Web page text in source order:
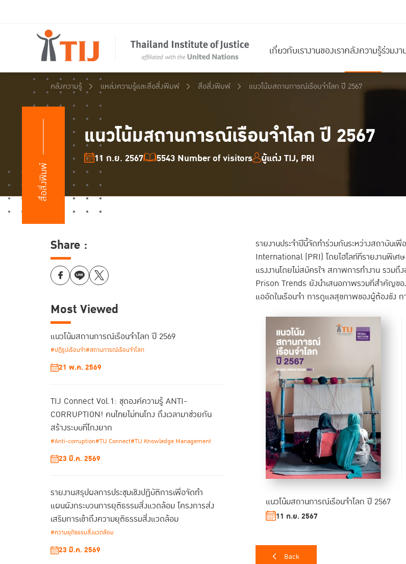
เกี่ยวกับเรางานของเราคลังความรู้ร่วมงา
คลังความรู้ แหล่งความรู้และสื่อสิ่งพิมพ์ สื่อสิ่งพิมพ์ แนวโน้มสถานการณ์เรือนจำโลก ปี 2567
สื่อสิ่งพิมพ์
แนวโน้มสถานการณ์เรือนจำโลก ปี 2567
11 ก.ย. 2567 5543 Number of visitors ผู้แต่ง TIJ, PRI
รายงานประจำปีนี้จัดทำร่วมกันระหว่างสถาบัน
International (PRI) โดยไฮไลท์ที่รายงานพิเศษ
แรงงานโดยไม่สมัครใจ สภาพการทำงาน รวม
Prison Trends ยังนำเสนอภาพรวมที่สำคัญข
แออัดในเรือนจำ การดูแลสุขภาพของผู้ต้องขัง
แนวโน้มสถานการณ์เรือนจำโลก ปี 2567
11 ก.ย. 2567
Back
Share :
Most Viewed
แนวโน้มสถานการณ์เรือนจำโลก ปี 2569
#ปฏิรูปเรือนจำ#สถานการณ์เรือนจำโลก
21 พ.ค. 2569
TIJ Connect Vol.1: ชุดองค์ความรู้ ANTI-
CORRUPTION! คนไทยไม่ทนโกง ถึงเวลามาช่วยกัน
สร้างระบบที่โกงยาก
#Anti-corruption#TIJ Connect#TIJ Knowledge Management
23 มี.ค. 2569
รายงานสรุปผลการประชุมเชิงปฏิบัติการเพื่อจัดทํา
แผนผังกระบวนการยุติธรรมสิ่งแวดล้อม โครงการส่ง
เสริมการเข้าถึงความยุติธรรมสิ่งแวดล้อม
#ความยุติธรรมสิ่งแวดล้อม
23 มี.ค. 2569